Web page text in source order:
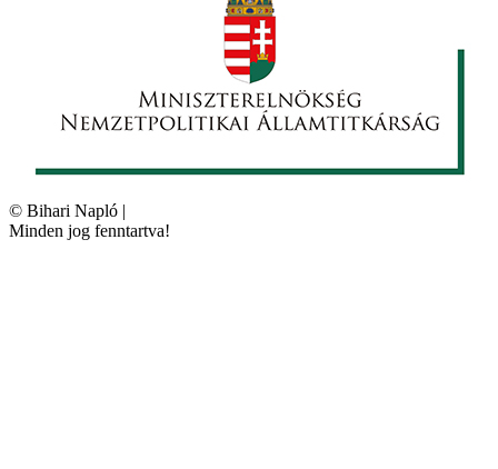
© Bihari Napló |
Minden jog fenntartva!